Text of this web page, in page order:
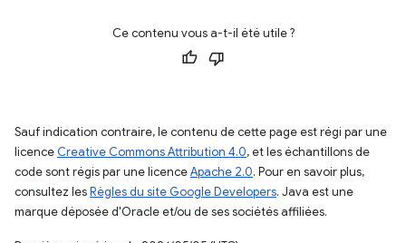
Ce contenu vous a-t-il été utile ?
Sauf indication contraire, le contenu de cette page est régi par une
licence Creative Commons Attribution 4.0, et les échantillons de
code sont régis par une licenceApache 2.0. Pour en savoir plus,
consultez lesRègles du site Google Developers. Java est une
marque déposée d'Oracle et/ou de ses sociétés affiliées.